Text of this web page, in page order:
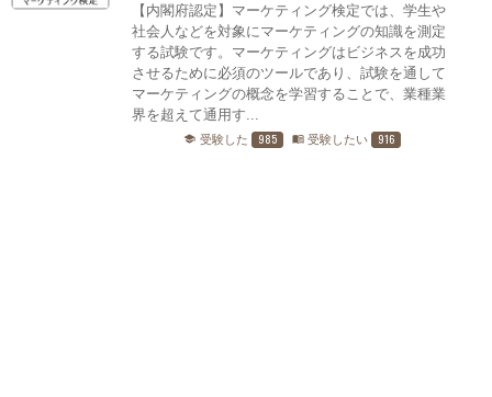
【内閣府認定】マーケティング検定では、学生や
社会人などを対象にマーケティングの知識を測定
する試験です。マーケティングはビジネスを成功
させるために必須のツールであり、試験を通して
マーケティングの概念を学習することで、業種業
界を超えて通用す...
school 受験した 985 menu_book 受験したい 916